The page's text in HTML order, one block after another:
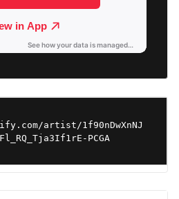
artist/1f90nDwXnNJ
PCGA